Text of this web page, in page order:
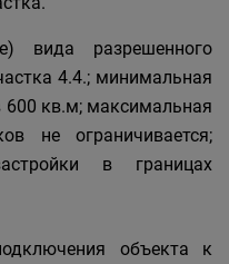
вида разрешенного
4.4.; минимальная
кв.м; максимальная
не ограничивается;
в границах
объекта к